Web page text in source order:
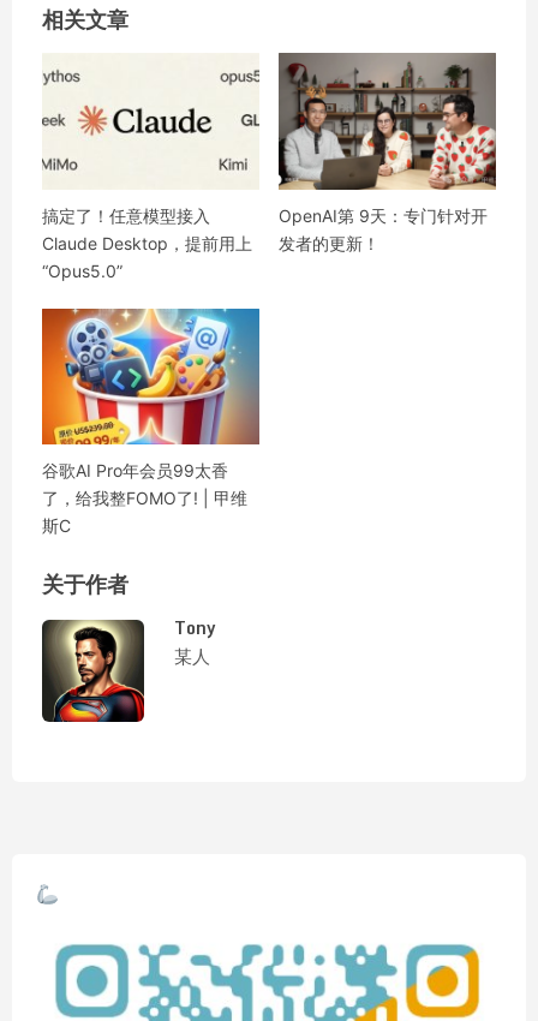
相关文章
搞定了！任意模型接入
Claude Desktop，提前用上
“Opus5.0”
OpenAI第 9天：专门针对开
发者的更新！
谷歌AI Pro年会员99太香
了，给我整FOMO了! | 甲维
斯C
关于作者
Tony
某人